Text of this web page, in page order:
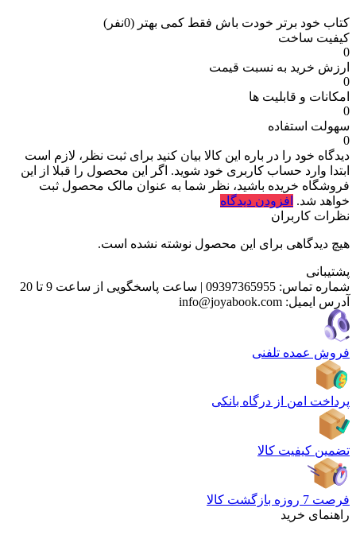
کتاب خود برتر خودت باش فقط کمی بهتر (0نفر)
کیفیت ساخت
0
ارزش خرید به نسبت قیمت
0
امکانات و قابلیت ها
0
سهولت استفاده
0
دیدگاه خود را در باره این کالا بیان کنید برای ثبت نظر، لازم است
ابتدا وارد حساب کاربری خود شوید. اگر این محصول را قبلا از این
فروشگاه خریده باشید، نظر شما به عنوان مالک محصول ثبت
خواهد شد. افزودن دیدگاه
نظرات کاربران
هیچ دیدگاهی برای این محصول نوشته نشده است.
پشتیبانی
شماره تماس: 09397365955
| ساعت پاسخگویی از ساعت 9 تا 20
آدرس ایمیل: info@joyabook.com
فروش عمده تلفنی
پرداخت امن از درگاه بانکی
تضمین کیفیت کالا
فرصت 7 روزه بازگشت کالا
راهنمای خرید